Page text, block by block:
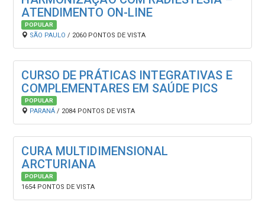
ATENDIMENTO ON-LINE
POPULAR
SÃO PAULO / 2060 PONTOS DE VISTA
CURSO DE PRÁTICAS INTEGRATIVAS E
COMPLEMENTARES EM SAÚDE PICS
POPULAR
PARANÁ / 2084 PONTOS DE VISTA
CURA MULTIDIMENSIONAL
ARCTURIANA
POPULAR
1654 PONTOS DE VISTA